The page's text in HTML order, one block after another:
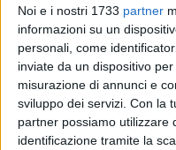
Noi e i nostri 1733 partner
informazioni su un
personali, come
inviate da un dispositivo
misurazione di annunci e
sviluppo dei servizi. Con la
partner possiamo utilizzare
identificazione tramite la
Trionfo per
Margherita
BISCEGLIE - 3
"Il magico
Bisceglie